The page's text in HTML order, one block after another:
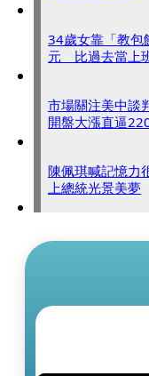
34歲女靠「教包
元 比過去當上
市場關注美中
開盤大漲直逼
陳佩琪喊記憶
上總統光景美夢